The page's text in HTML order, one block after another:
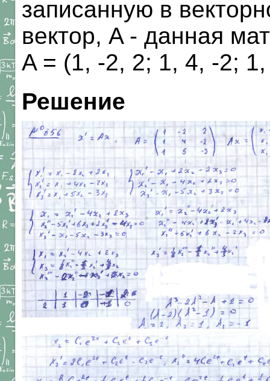
записанную в
вектор, A - данная
A = (1, -2, 2; 1, 4, -2;
Решение